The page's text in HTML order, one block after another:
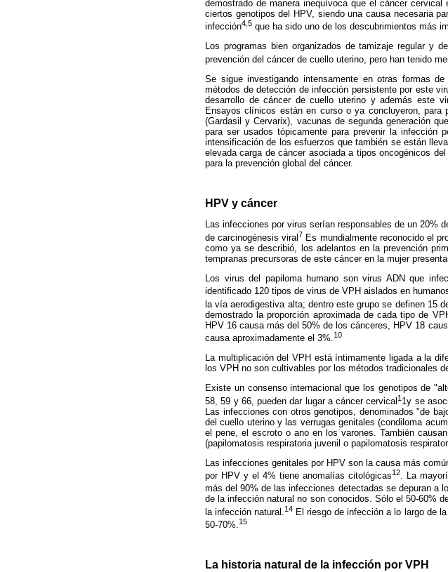
demostrado de manera inequívoca que el cáncer
ciertos genotipos del HPV, siendo una causa necesaria
infección4,5 que ha sido uno de los descubrimientos más
Los programas bien organizados de tamizaje regular y
prevención del cáncer de cuello uterino, pero han tenido
Se sigue investigando intensamente en otras formas
métodos de detección de infección persistente por este
desarrollo de cáncer de cuello uterino y además este
Ensayos clínicos están en curso o ya concluyeron, para
(Gardasil y Cervarix), vacunas de segunda generación
para ser usados tópicamente para prevenir la
intensificación de los esfuerzos que también se están
elevada carga de cáncer asociada a tipos oncogénicos
para la prevención global del cáncer.
HPV y cáncer
Las infecciones por virus serían responsables de un 20%
de carcinogénesis viral7 Es mundialmente reconocido el
como ya se describió, los adelantos en la prevención
tempranas precursoras de este cáncer en la mujer
Los virus del papiloma humano son virus ADN que
identificado 120 tipos de virus de VPH aislados en
la vía aerodigestiva alta; dentro este grupo se definen 15
demostrado la proporción aproximada de cada tipo de
HPV 16 causa más del 50% de los cánceres, HPV 18
causa aproximadamente el 3%. 10
La multiplicación del VPH está íntimamente ligada a la
los VPH no son cultivables por los métodos tradicionales
Existe un consenso internacional que los genotipos de
58, 59 y 66, pueden dar lugar a cáncer cervical1 1y se
Las infecciones con otros genotipos, denominados "de
del cuello uterino y las verrugas genitales (condiloma
el pene, el escroto o ano en los varones. También
(papilomatosis respiratoria juvenil o papilomatosis
Las infecciones genitales por HPV son la causa más
por HPV y el 4% tiene anomalías citológicas12. La
más del 90% de las infecciones detectadas se depuran a
de la infección natural no son conocidos. Sólo el 50-60%
la infección natural.14 El riesgo de infección a lo largo de
50-70%.15
La historia natural de la infección por VPH